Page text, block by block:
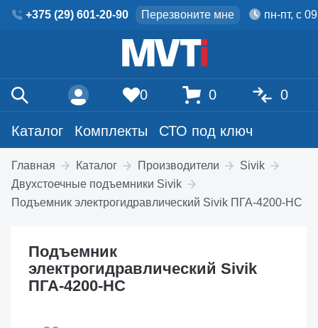
+375 (29) 601-20-90 Перезвоните мне пн-пт, с
Каталог Комплекты СТО под ключ
0 0 0
Главная Каталог Производители
Sivik
Двухстоечные подъемники Sivik
Подъемник электрогидравлический Sivik ПГА-4200-НС
Подъемник
электрогидравлический Sivik
ПГА-4200-НС